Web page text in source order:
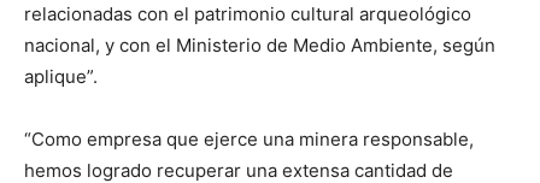
relacionadas con el patrimonio cultural arqueológico
nacional, y con el Ministerio de Medio Ambiente, según
aplique”.
“Como empresa que ejerce una minera responsable,
hemos logrado recuperar una extensa cantidad de